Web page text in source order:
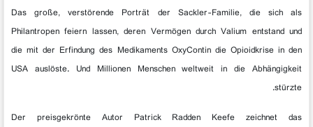
Das große, verstörende Porträt der Sackler-Familie, die sich als
Philantropen feiern lassen, deren Vermögen durch Valium entstand und
die mit der Erfindung des Medikaments OxyContin die Opioidkrise in den
USA auslöste. Und Millionen Menschen weltweit in die Abhängigkeit
stürzte.
Der preisgekrönte Autor Patrick Radden Keefe zeichnet das